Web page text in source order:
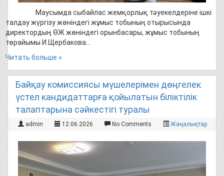
Маусымда сыбайлас жемқорлық тәуекелдеріне ішкі
талдау жүргізу жөніндегі жұмыс тобының отырысында
директордың ӨЖ жөніндегі орынбасары, жұмыс тобының
төрайымы И.Щербакова…
Читать больше »
Байқау комиссиясы мүшелерімен дөңгелек
үстел кандидаттарға қойылатын біліктілік
талаптарына сәйкестігі туралы
admin 12.06.2026 No Comments Жаңалықтар